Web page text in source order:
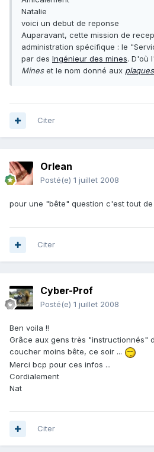
Natalie
voici un debut de reponse
Auparavant, cette mission de
administration spécifique : le
par des Ingénieur des mines. D'où
Mineset le nom donné aux plaques
Citer
Orlean
Posté(e) 1 juillet 2008
pour une "bête" question c'est tout
Citer
Cyber-Prof
Posté(e) 1 juillet 2008
Ben voila !!
Grâce aux gens très "instructionnés"
coucher moins bête, ce soir ...
Merci bcp pour ces infos ...
Cordialement
Nat
Citer